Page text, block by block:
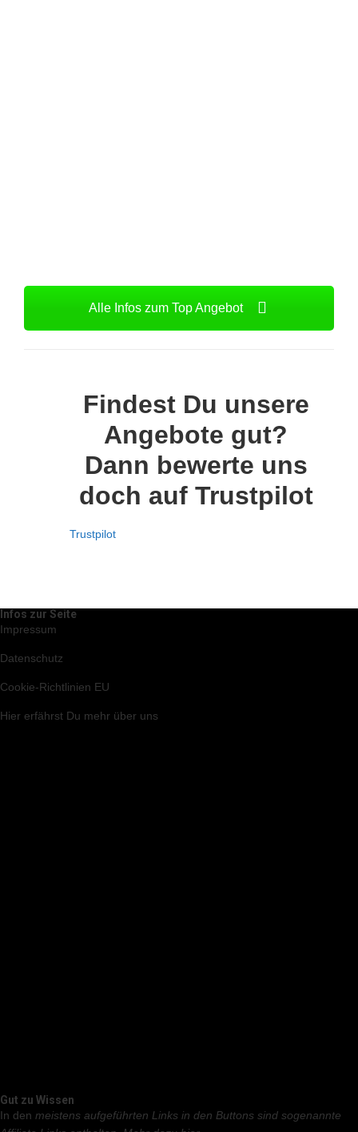
Alle Infos zum Top Angebot
Findest Du unsere
Angebote gut?
Dann bewerte uns
doch auf Trustpilot
Trustpilot
Infos zur Seite
Impressum
Datenschutz
Cookie-Richtlinien EU
Hier erfährst Du mehr über uns
Gut zu Wissen
In den meistens aufgeführten Links in den Buttons sind sogenannte